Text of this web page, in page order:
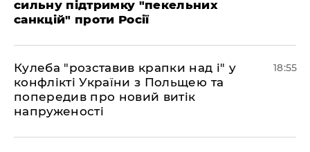
сильну підтримку "пекельних
санкцій" проти Росії
Кулеба "розставив крапки над і" у
конфлікті України з Польщею та
попередив про новий витік
напруженості
18:55